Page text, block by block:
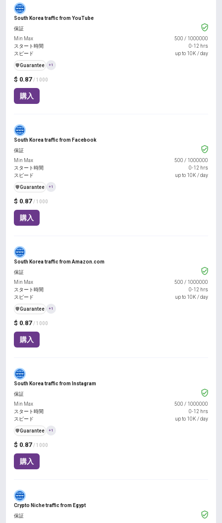
South Korea traffic from YouTube
$ 0.87 / 1000
購入
保証
Min Max
500 / 1000000
スタート時間
0-12 hrs
スピード
up to 10K / day
️🛡️Guarantee +1
South Korea traffic from Facebook
$ 0.87 / 1000
購入
保証
Min Max
500 / 1000000
スタート時間
0-12 hrs
スピード
up to 10K / day
️🛡️Guarantee +1
South Korea traffic from Amazon.com
$ 0.87 / 1000
購入
保証
Min Max
500 / 1000000
スタート時間
0-12 hrs
スピード
up to 10K / day
️🛡️Guarantee +1
South Korea traffic from Instagram
$ 0.87 / 1000
購入
保証
Min Max
500 / 1000000
スタート時間
0-12 hrs
スピード
up to 10K / day
️🛡️Guarantee +1
Crypto Niche traffic from Egypt
保証